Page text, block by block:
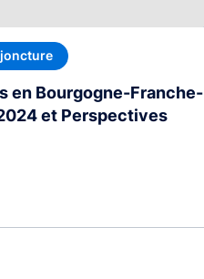
en Bourgogne-Franche-
et Perspectives